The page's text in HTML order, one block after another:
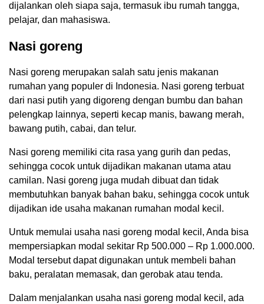
dijalankan oleh siapa saja, termasuk ibu rumah tangga,
pelajar, dan mahasiswa.
Nasi goreng
Nasi goreng merupakan salah satu jenis makanan
rumahan yang populer di Indonesia. Nasi goreng terbuat
dari nasi putih yang digoreng dengan bumbu dan bahan
pelengkap lainnya, seperti kecap manis, bawang merah,
bawang putih, cabai, dan telur.
Nasi goreng memiliki cita rasa yang gurih dan pedas,
sehingga cocok untuk dijadikan makanan utama atau
camilan. Nasi goreng juga mudah dibuat dan tidak
membutuhkan banyak bahan baku, sehingga cocok untuk
dijadikan ide usaha makanan rumahan modal kecil.
Untuk memulai usaha nasi goreng modal kecil, Anda bisa
mempersiapkan modal sekitar Rp 500.000 – Rp 1.000.000.
Modal tersebut dapat digunakan untuk membeli bahan
baku, peralatan memasak, dan gerobak atau tenda.
Dalam menjalankan usaha nasi goreng modal kecil, ada